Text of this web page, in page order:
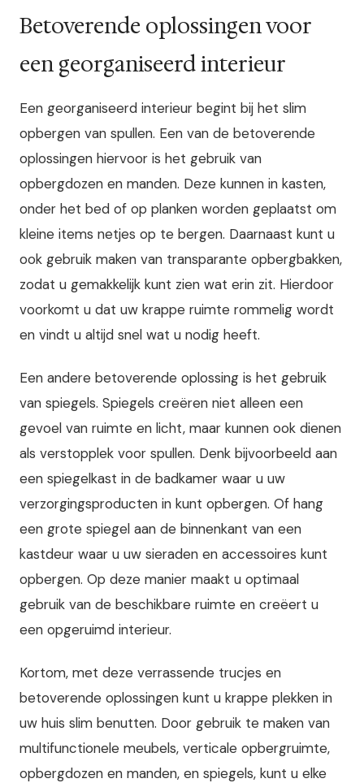
Betoverende oplossingen voor
een georganiseerd interieur
Een georganiseerd interieur begint bij het slim
opbergen van spullen. Een van de betoverende
oplossingen hiervoor is het gebruik van
opbergdozen en manden. Deze kunnen in kasten,
onder het bed of op planken worden geplaatst om
kleine items netjes op te bergen. Daarnaast kunt u
ook gebruik maken van transparante opbergbakken,
zodat u gemakkelijk kunt zien wat erin zit. Hierdoor
voorkomt u dat uw krappe ruimte rommelig wordt
en vindt u altijd snel wat u nodig heeft.
Een andere betoverende oplossing is het gebruik
van spiegels. Spiegels creëren niet alleen een
gevoel van ruimte en licht, maar kunnen ook dienen
als verstopplek voor spullen. Denk bijvoorbeeld aan
een spiegelkast in de badkamer waar u uw
verzorgingsproducten in kunt opbergen. Of hang
een grote spiegel aan de binnenkant van een
kastdeur waar u uw sieraden en accessoires kunt
opbergen. Op deze manier maakt u optimaal
gebruik van de beschikbare ruimte en creëert u
een opgeruimd interieur.
Kortom, met deze verrassende trucjes en
betoverende oplossingen kunt u krappe plekken in
uw huis slim benutten. Door gebruik te maken van
multifunctionele meubels, verticale opbergruimte,
opbergdozen en manden, en spiegels, kunt u elke